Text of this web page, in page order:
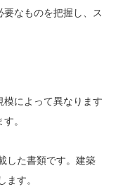
なものを把握し、ス
によって異なります
。
した書類です。建築
ます。